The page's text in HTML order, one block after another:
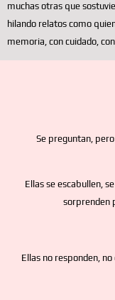
muchas otras que
hilando relatos como
memoria, con cuidado,
Se preguntan,
Ellas se escabullen,
sorprenden
Ellas no responden,